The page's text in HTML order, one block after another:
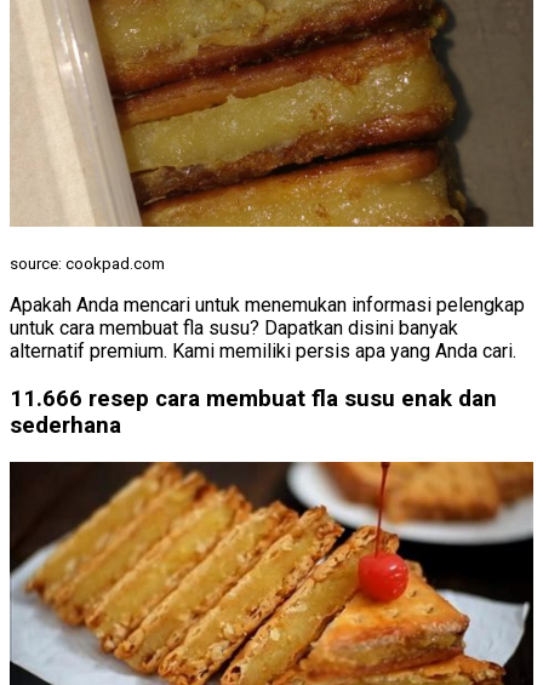
source: cookpad.com
Apakah Anda mencari untuk menemukan informasi pelengkap
untuk cara membuat fla susu? Dapatkan disini banyak
alternatif premium. Kami memiliki persis apa yang Anda cari.
11.666 resep cara membuat fla susu enak dan
sederhana